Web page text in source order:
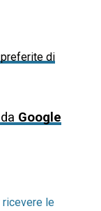
di
Google
le